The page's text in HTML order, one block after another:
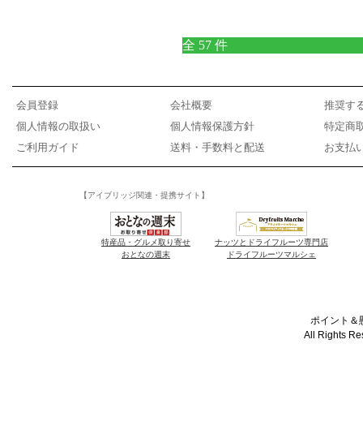
全 57 件
会員登録 会社概要
推奨す
個人情報の取扱い
個人情報保護方針
特定商
ご利用ガイド
送料・手数料と配送 お支払
【アイブリッジ関連・提携サイト】
特産品・グルメ取り寄せ
おとなの週末
ナッツとドライフルーツ専門店
ドライフルーツマルシェ
ポイント＆
All Rights